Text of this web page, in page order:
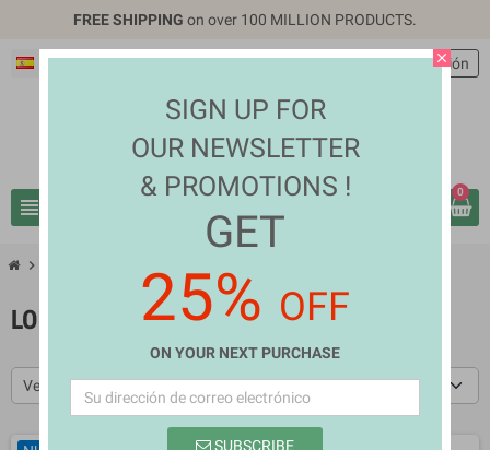
FREE SHIPPING on over 100 MILLION PRODUCTS.
Español EUR €
view_headline
personIniciar sesión
0
chevron_right
LOS MÁS VENDIDOS
Ventas en orden decreciente
close
SIGN UP FOR
OUR NEWSLETTER
& PROMOTIONS !
GET
25% OFF
ON YOUR NEXT PURCHASE
SUBSCRIBE